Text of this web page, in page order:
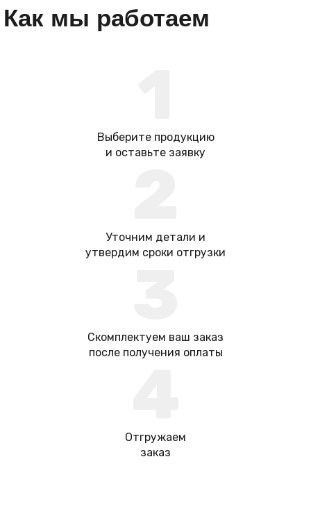
Как мы работаем
Выберите продукцию
и оставьте заявку
Уточним детали и
утвердим сроки отгрузки
Скомплектуем ваш заказ
после получения оплаты
Отгружаем
заказ